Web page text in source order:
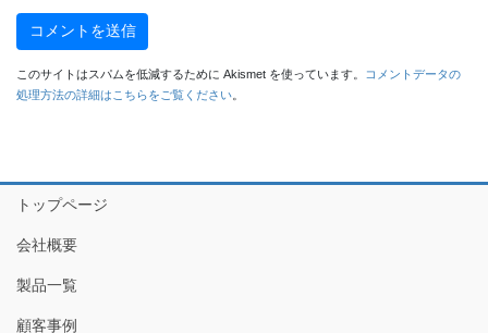
このサイトはスパムを低減するために Akismet を使っています。
コメントデータの
処理方法の詳細はこちらをご覧ください
トップページ
会社概要
製品一覧
顧客事例